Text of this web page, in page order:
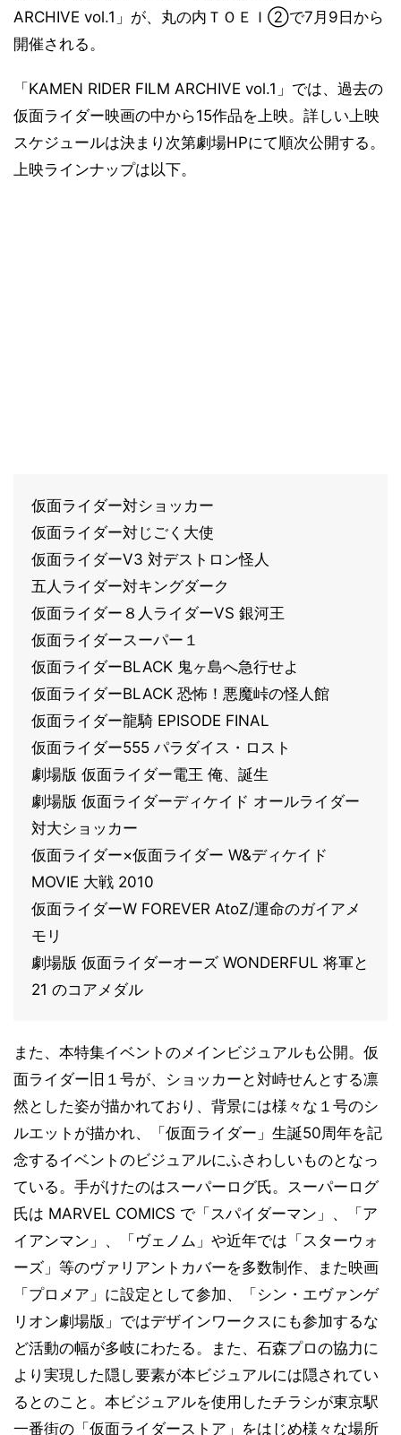
ARCHIVE vol.1」が、丸の内ＴＯＥＩ②で7月9日から
開催される。
「KAMEN RIDER FILM ARCHIVE vol.1」では、過去の
仮面ライダー映画の中から15作品を上映。詳しい上映
スケジュールは決まり次第劇場HPにて順次公開する。
上映ラインナップは以下。
仮面ライダー対ショッカー
仮面ライダー対じごく大使
仮面ライダーV3 対デストロン怪人
五人ライダー対キングダーク
仮面ライダー８人ライダーVS 銀河王
仮面ライダースーパー１
仮面ライダーBLACK 鬼ヶ島へ急行せよ
仮面ライダーBLACK 恐怖！悪魔峠の怪人館
仮面ライダー龍騎 EPISODE FINAL
仮面ライダー555 パラダイス・ロスト
劇場版 仮面ライダー電王 俺、誕生
劇場版 仮面ライダーディケイド オールライダー
対大ショッカー
仮面ライダー×仮面ライダー W&ディケイド
MOVIE 大戦 2010
仮面ライダーW FOREVER AtoZ/運命のガイアメ
モリ
劇場版 仮面ライダーオーズ WONDERFUL 将軍と
21 のコアメダル
また、本特集イベントのメインビジュアルも公開。仮
面ライダー旧１号が、ショッカーと対峙せんとする凛
然とした姿が描かれており、背景には様々な１号のシ
ルエットが描かれ、「仮面ライダー」生誕50周年を記
念するイベントのビジュアルにふさわしいものとなっ
ている。手がけたのはスーパーログ氏。スーパーログ
氏は MARVEL COMICS で「スパイダーマン」、「ア
イアンマン」、「ヴェノム」や近年では「スターウォ
ーズ」等のヴァリアントカバーを多数制作、また映画
「プロメア」に設定として参加、「シン・エヴァンゲ
リオン劇場版」ではデザインワークスにも参加するな
ど活動の幅が多岐にわたる。また、石森プロの協力に
より実現した隠し要素が本ビジュアルには隠されてい
るとのこと。本ビジュアルを使用したチラシが東京駅
一番街の「仮面ライダーストア」をはじめ様々な場所